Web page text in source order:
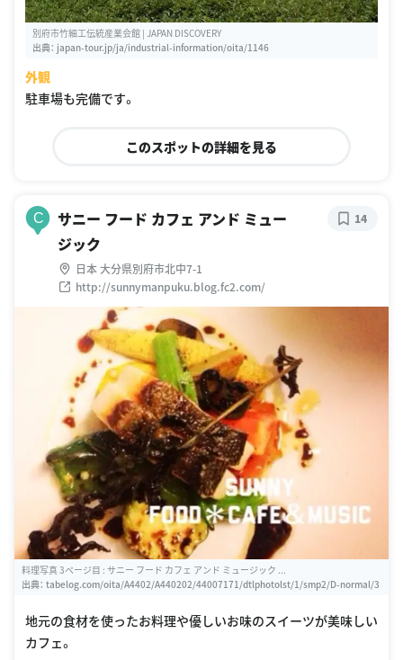
別府市竹細工伝統産業会館 | JAPAN DISCOVERY
出典： japan-tour.jp/ja/industrial-information/oita/1146
外観
駐車場も完備です。
このスポットの詳細を見る
C
サニー フード カフェ アンド ミュー
ジック
日本 大分県別府市北中7-1
http://sunnymanpuku.blog.fc2.com/
14
料理写真 3ページ目 : サニー フード カフェ アンド ミュージック ...
出典： tabelog.com/oita/A4402/A440202/44007171/dtlphotolst/1/smp2/D-normal/3
地元の食材を使ったお料理や優しいお味のスイーツが美味しい
カフェ。